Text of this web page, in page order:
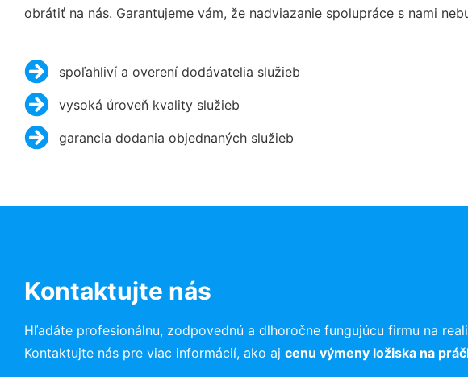
obrátiť na nás. Garantujeme vám, že nadviazanie spolupráce s nami
spoľahliví a overení dodávatelia služieb
vysoká úroveň kvality služieb
garancia dodania objednaných služieb
Kontaktujte nás
Hľadáte profesionálnu, zodpovednú a dlhoročne fungujúcu firmu na
Kontaktujte nás pre viac informácií, ako aj cenu výmeny ložiska na